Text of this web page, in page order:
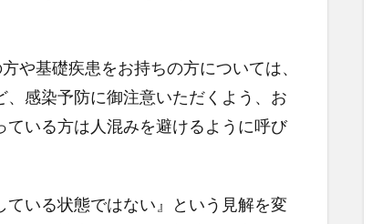
や基礎疾患をお持ちの方については、
感染予防に御注意いただくよう、お
いる方は人混みを避けるように呼び
いる状態ではない』という見解を変